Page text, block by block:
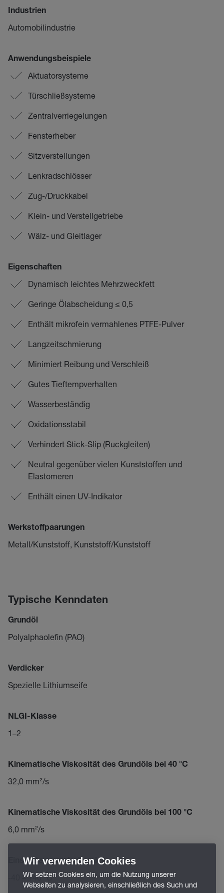
Industrien
Automobilindustrie
Anwendungsbeispiele
Aktuatorsysteme
Türschließsysteme
Zentralverriegelungen
Fensterheber
Sitzverstellungen
Lenkradschlösser
Zug-/Druckkabel
Klein- und Verstellgetriebe
Wälz- und Gleitlager
Eigenschaften
Dynamisch leichtes Mehrzweckfett
Geringe Ölabscheidung ≤ 0,5
Enthält mikrofein vermahlenes PTFE-Pulver
Langzeitschmierung
Minimiert Reibung und Verschleiß
Gutes Tieftempverhalten
Wasserbeständig
Oxidationsstabil
Verhindert Stick-Slip (Ruckgleiten)
Neutral gegenüber vielen Kunststoffen und
Elastomeren
Enthält einen UV-Indikator
Werkstoffpaarungen
Metall/Kunststoff, Kunststoff/Kunststoff
Typische Kenndaten
Grundöl
Polyalphaolefin (PAO)
Verdicker
Spezielle Lithiumseife
NLGI-Klasse
1–2
Kinematische Viskosität des Grundöls bei 40 °C
32,0 mm²/s
Kinematische Viskosität des Grundöls bei 100 °C
6,0 mm²/s
Einsatztemperaturbereich
-40 – 140 °C
Wir verwenden Cookies
Wir setzen Cookies ein, um die Nutzung unserer
Webseiten zu analysieren, einschließlich des Such und